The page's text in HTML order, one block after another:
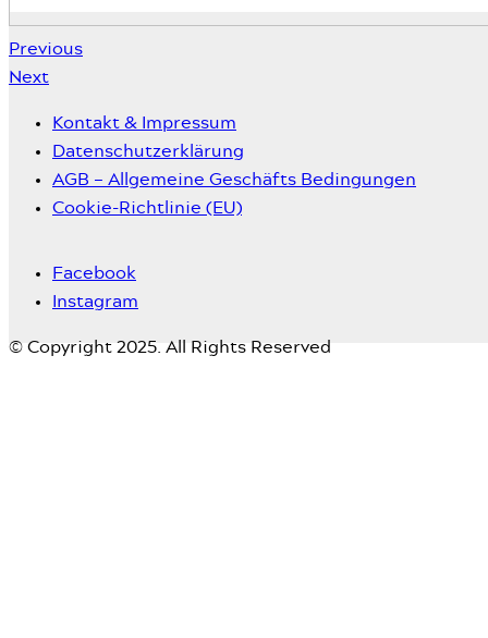
Previous
Next
Kontakt & Impressum
Datenschutzerklärung
AGB – Allgemeine Geschäfts Bedingungen
Cookie-Richtlinie (EU)
Facebook
Instagram
© Copyright 2025. All Rights Reserved